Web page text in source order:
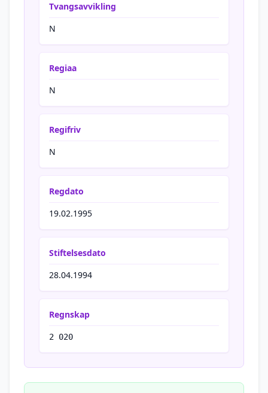
Tvangsavvikling
N
Regiaa
N
Regifriv
N
Regdato
19.02.1995
Stiftelsesdato
28.04.1994
Regnskap
2 020